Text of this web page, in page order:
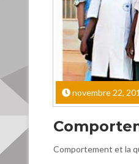
novembre 22,
Comportement et la